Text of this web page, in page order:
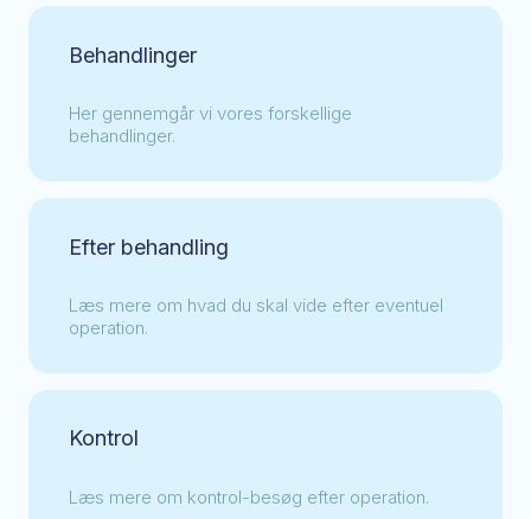
Behandlinger
Her gennemgår vi vores forskellige
behandlinger.
Efter behandling
Læs mere om hvad du skal vide efter eventuel
operation.
Kontrol
Læs mere om kontrol-besøg efter operation.